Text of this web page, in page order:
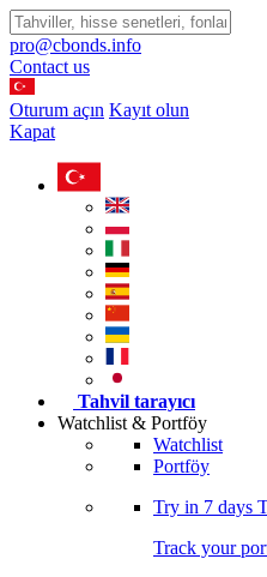
pro@cbonds.info
Contact us
Oturum açın Kayıt olun
Kapat
Tahvil tarayıcı
Watchlist & Portföy
Watchlist
Portföy
Try in 7 days
Track your